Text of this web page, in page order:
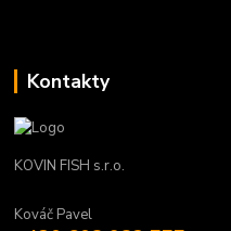
Kontakty
KOVIN FISH s.r.o.
Kováč Pavel